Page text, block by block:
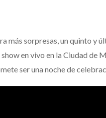
más sorpresas, un quinto y
show en vivo en la Ciudad de
ser una noche de